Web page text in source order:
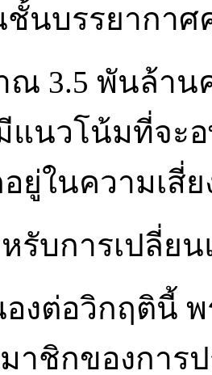
ชั้นบรรยากา
ณ 3.5 พันล้าน
แนวโน้มที่จะ
ยู่ในความเสี่
รับการเปลี่ยน
งต่อวิกฤตินี้
าชิกของการ